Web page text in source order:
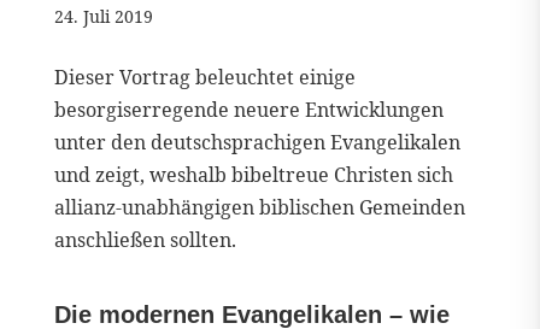
24. Juli 2019
Dieser Vortrag beleuchtet einige
besorgiserregende neuere Entwicklungen
unter den deutschsprachigen Evangelikalen
und zeigt, weshalb bibeltreue Christen sich
allianz-unabhängigen biblischen Gemeinden
anschließen sollten.
Die modernen Evangelikalen – wie